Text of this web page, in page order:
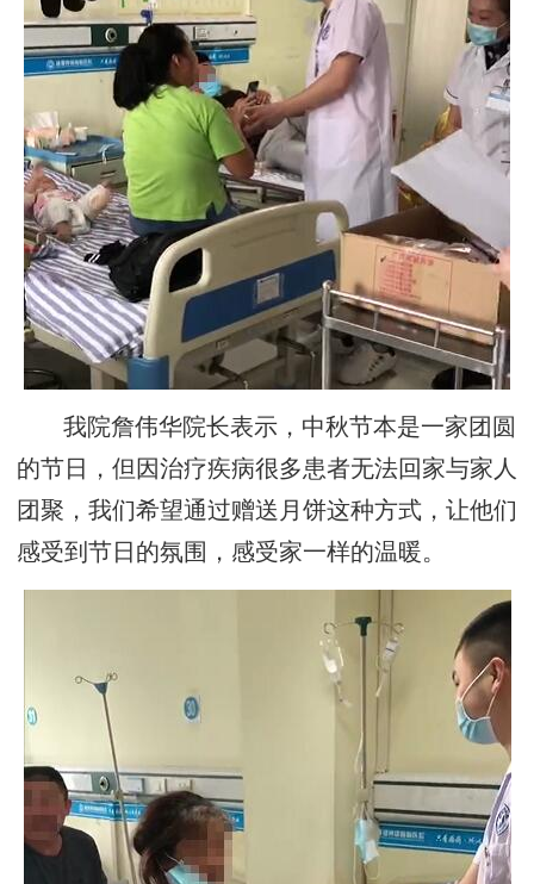
我院詹伟华院长表示，中秋节本是一家团圆
的节日，但因治疗疾病很多患者无法回家与家人
团聚，我们希望通过赠送月饼这种方式，让他们
感受到节日的氛围，感受家一样的温暖。